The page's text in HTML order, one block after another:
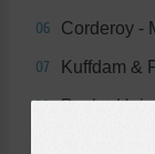
06 Corderoy -
07 Kuffdam &
08
Push -